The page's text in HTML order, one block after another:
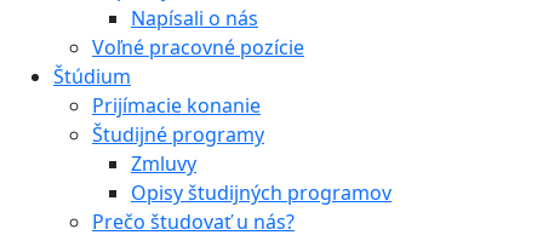
Napísali o nás
Voľné pracovné pozície
Štúdium
Prijímacie konanie
Študijné programy
Zmluvy
Opisy študijných programov
Prečo študovať u nás?